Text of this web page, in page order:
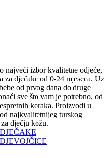
najveći izbor kvalitetne odjeće,
za dječake od 0-24 mjeseca. Uz
od prvog dana do druge
sve što vam je potrebno, od
koraka. Proizvodi u
najkvalitetnijeg turskog
dječju kožu.